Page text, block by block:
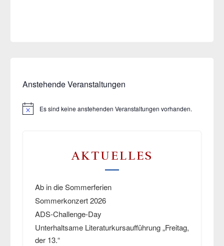
Anstehende Veranstaltungen
HinweisEs sind keine anstehenden Veranstaltungen vorhanden.
AKTUELLES
Ab in die Sommerferien
Sommerkonzert 2026
ADS-Challenge-Day
Unterhaltsame Literaturkursaufführung „Freitag,
der 13.“